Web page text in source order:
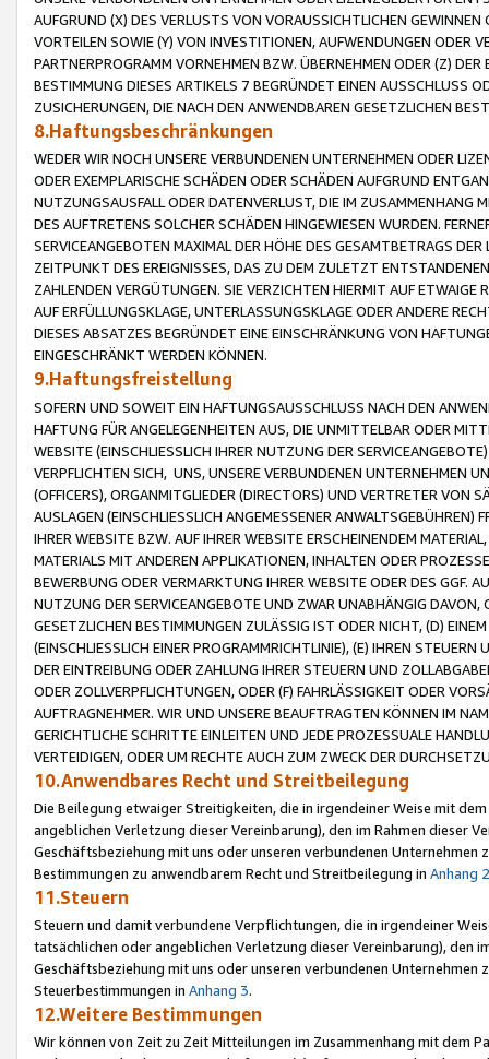
AUFGRUND (X) DES VERLUSTS VON VORAUSSICHTLICHEN
VORTEILEN SOWIE (Y) VON INVESTITIONEN, AUFWENDUNGEN ODER
PARTNERPROGRAMM VORNEHMEN BZW. ÜBERNEHMEN ODER (Z)
BESTIMMUNG DIESES ARTIKELS 7 BEGRÜNDET EINEN AUSSCHLUSS
ZUSICHERUNGEN, DIE NACH DEN ANWENDBAREN GESETZLICHEN
8.Haftungsbeschränkungen
WEDER WIR NOCH UNSERE VERBUNDENEN UNTERNEHMEN ODER
ODER EXEMPLARISCHE SCHÄDEN ODER SCHÄDEN AUFGRUND
NUTZUNGSAUSFALL ODER DATENVERLUST, DIE IM ZUSAMMENHANG
DES AUFTRETENS SOLCHER SCHÄDEN HINGEWIESEN WURDEN.
SERVICEANGEBOTEN MAXIMAL DER HÖHE DES GESAMTBETRAGS
ZEITPUNKT DES EREIGNISSES, DAS ZU DEM ZULETZT
ZAHLENDEN VERGÜTUNGEN. SIE VERZICHTEN HIERMIT AUF
AUF ERFÜLLUNGSKLAGE, UNTERLASSUNGSKLAGE ODER ANDERE
DIESES ABSATZES BEGRÜNDET EINE EINSCHRÄNKUNG VON
EINGESCHRÄNKT WERDEN KÖNNEN.
9.Haftungsfreistellung
SOFERN UND SOWEIT EIN HAFTUNGSAUSSCHLUSS NACH DEN
HAFTUNG FÜR ANGELEGENHEITEN AUS, DIE UNMITTELBAR ODER
WEBSITE (EINSCHLIESSLICH IHRER NUTZUNG DER
VERPFLICHTEN SICH, UNS, UNSERE VERBUNDENEN UNTERNEHMEN
(OFFICERS), ORGANMITGLIEDER (DIRECTORS) UND VERTRETER VON
AUSLAGEN (EINSCHLIESSLICH ANGEMESSENER
IHRER WEBSITE BZW. AUF IHRER WEBSITE ERSCHEINENDEM
MATERIALS MIT ANDEREN APPLIKATIONEN, INHALTEN ODER
BEWERBUNG ODER VERMARKTUNG IHRER WEBSITE ODER DES GGF.
NUTZUNG DER SERVICEANGEBOTE UND ZWAR UNABHÄNGIG
GESETZLICHEN BESTIMMUNGEN ZULÄSSIG IST ODER NICHT, (D)
(EINSCHLIESSLICH EINER PROGRAMMRICHTLINIE), (E) IHREN
DER EINTREIBUNG ODER ZAHLUNG IHRER STEUERN UND
ODER ZOLLVERPFLICHTUNGEN, ODER (F) FAHRLÄSSIGKEIT ODER
AUFTRAGNEHMER. WIR UND UNSERE BEAUFTRAGTEN KÖNNEN IM
GERICHTLICHE SCHRITTE EINLEITEN UND JEDE PROZESSUALE
VERTEIDIGEN, ODER UM RECHTE AUCH ZUM ZWECK DER
10.Anwendbares Recht und Streitbeilegung
Die Beilegung etwaiger Streitigkeiten, die in irgendeiner Weise mit
angeblichen Verletzung dieser Vereinbarung), den im Rahmen dieser
Geschäftsbeziehung mit uns oder unseren verbundenen
Bestimmungen zu anwendbarem Recht und Streitbeilegung in Anhang 2
11.Steuern
Steuern und damit verbundene Verpflichtungen, die in irgendeiner
tatsächlichen oder angeblichen Verletzung dieser Vereinbarung), den
Geschäftsbeziehung mit uns oder unseren verbundenen
Steuerbestimmungen in Anhang 3.
12.Weitere Bestimmungen
Wir können von Zeit zu Zeit Mitteilungen im Zusammenhang mit dem